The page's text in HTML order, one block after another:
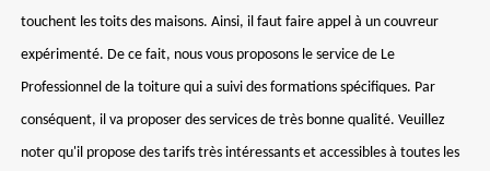
touchent les toits des maisons. Ainsi, il faut faire appel à un couvreur
expérimenté. De ce fait, nous vous proposons le service de Le
Professionnel de la toiture qui a suivi des formations spécifiques. Par
conséquent, il va proposer des services de très bonne qualité. Veuillez
noter qu'il propose des tarifs très intéressants et accessibles à toutes les